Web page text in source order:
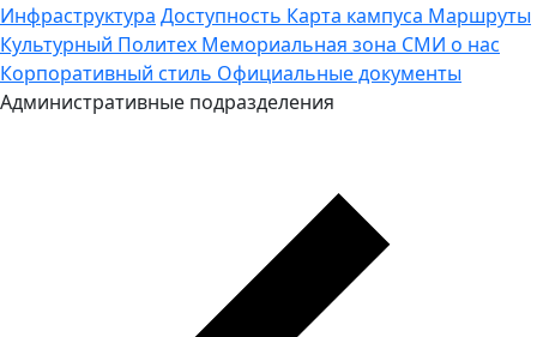
Инфраструктура Доступность Карта кампуса Маршруты
Культурный Политех Мемориальная зона СМИ о нас
Корпоративный стиль Официальные документы
Административные подразделения